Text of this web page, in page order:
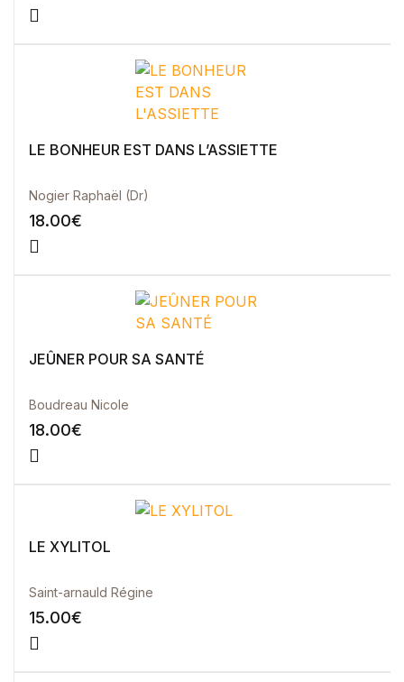
LE BONHEUR EST DANS L’ASSIETTE
Nogier Raphaël (Dr)
18.00€
JEÛNER POUR SA SANTÉ
Boudreau Nicole
18.00€
LE XYLITOL
Saint-arnauld Régine
15.00€